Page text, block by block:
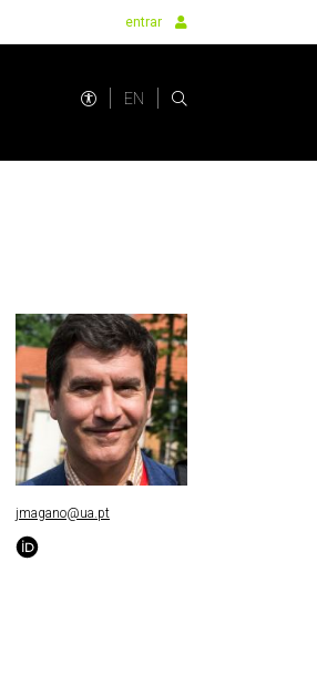
entrar
EN
jmagano@ua.pt